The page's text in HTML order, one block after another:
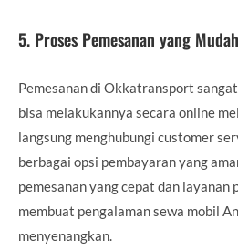
5. Proses Pemesanan yang
Pemesanan di Okkatransport
bisa melakukannya secara online
langsung menghubungi customer
berbagai opsi pembayaran yang
pemesanan yang cepat dan layanan
membuat pengalaman sewa mobil
menyenangkan.